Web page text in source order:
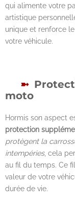
qui alimente votre
artistique
unique et renforce
votre véhicule.
moto
Hormis son aspect
protection
protègent la
intempéries, cela
au fil du temps. Ce
valeur de votre
durée de vie.